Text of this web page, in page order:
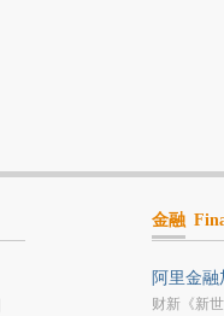
金融
阿里金融
财新《新